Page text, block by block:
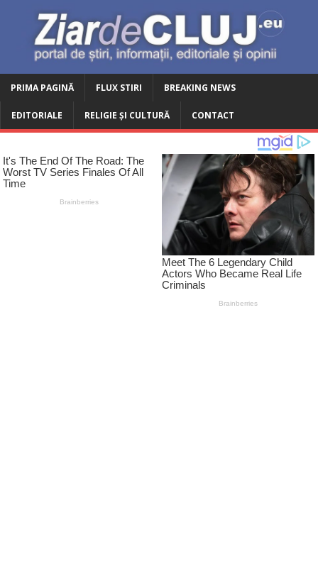
PRIMA PAGINĂ FLUX STIRI BREAKING NEWS
EDITORIALE RELIGIE ȘI CULTURĂ CONTACT